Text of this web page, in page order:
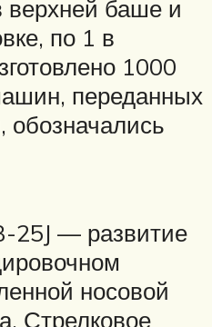
баше и
по 1 в
1000
переданных
обозначались
25J — развитие
носовой
Стрелковое